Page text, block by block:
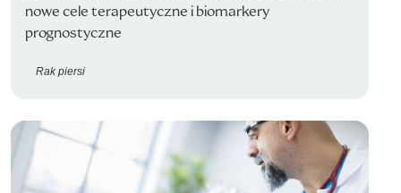
nowe cele terapeutyczne i biomarkery
prognostyczne
Rak piersi